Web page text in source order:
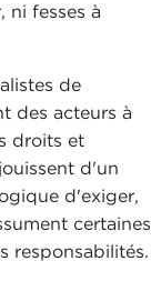
ni fesses à
de
des acteurs à
droits et
d'un
d'exiger,
certaines
responsabilités.